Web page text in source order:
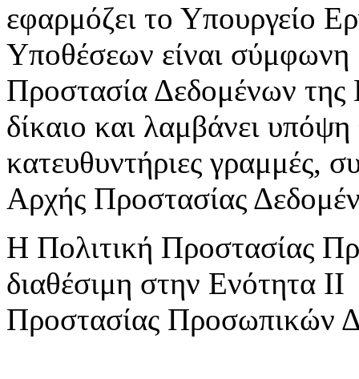
εφαρμόζει το Υπουργείο
Υποθέσεων είναι σύμφωνη
Προστασία Δεδομένων
δίκαιο και λαμβάνει υπόψη
κατευθυντήριες γραμμές,
Αρχής Προστασίας
Η Πολιτική Προστασίας
διαθέσιμη στην Ενότητα
Προστασίας Προσωπικών